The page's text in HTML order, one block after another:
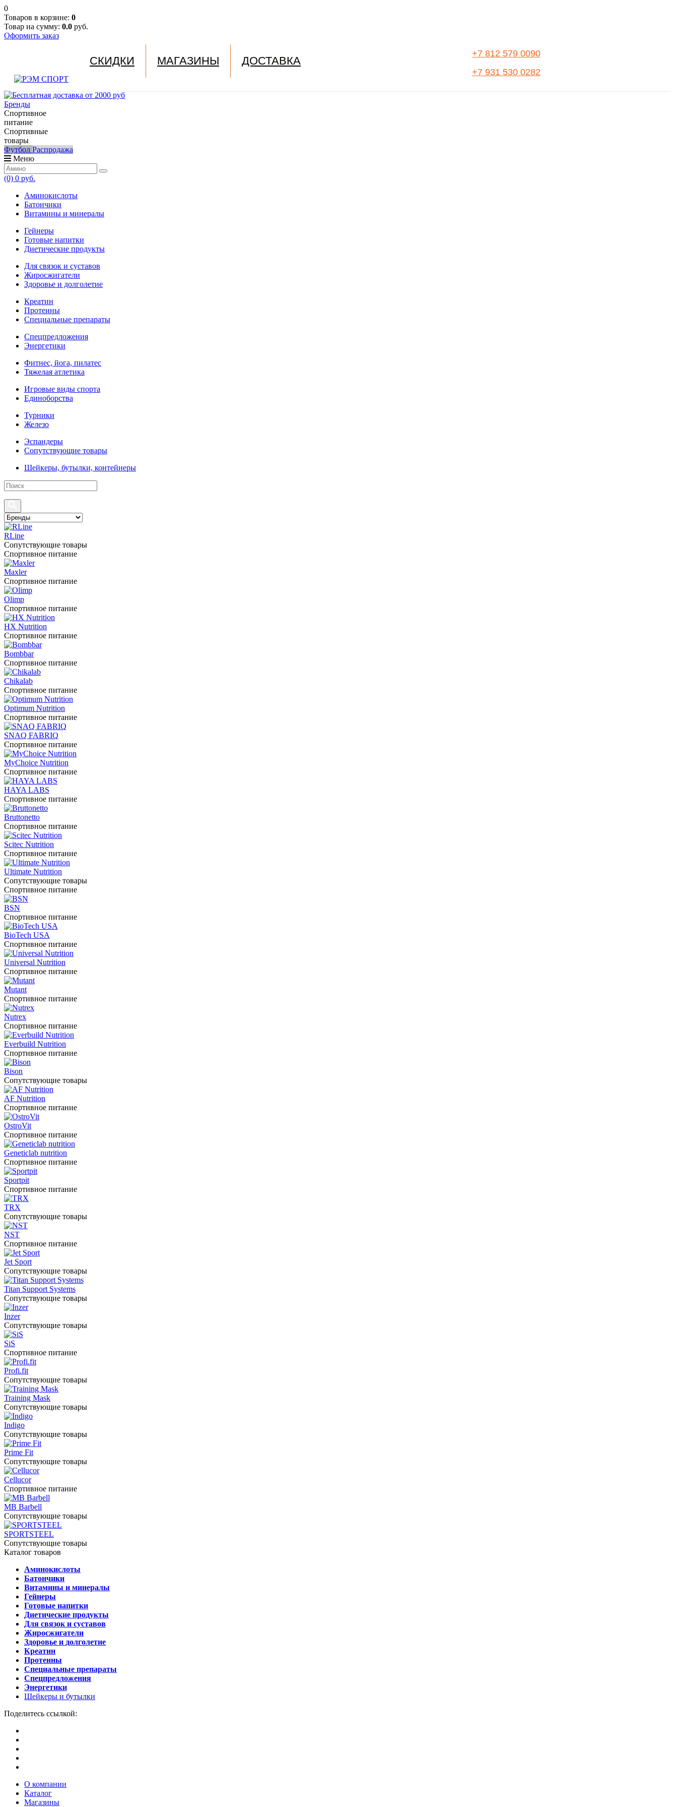
0
Товаров в корзине: 0
Товар на сумму: 0.0 руб.
Оформить заказ
СКИДКИ МАГАЗИНЫ ДОСТАВКА
+7 812 579 0090
+7 931 530 0282
Бренды
Спортивное
питание
Спортивные
товары
Футбол Распродажа
Меню
(0) 0 руб.
Аминокислоты
Батончики
Витамины и минералы
Гейнеры
Готовые напитки
Диетические продукты
Для связок и суставов
Жиросжигатели
Здоровье и долголетие
Креатин
Протеины
Специальные препараты
Спецпредложения
Энергетики
Фитнес, йога, пилатес
Тяжелая атлетика
Игровые виды спорта
Единоборства
Турники
Железо
Эспандеры
Сопутствующие товары
Шейкеры, бутылки, контейнеры
RLine
Сопутствующие товары
Спортивное питание
Maxler
Спортивное питание
Olimp
Спортивное питание
HX Nutrition
Спортивное питание
Bombbar
Спортивное питание
Chikalab
Спортивное питание
Optimum Nutrition
Спортивное питание
SNAQ FABRIQ
Спортивное питание
MyChoice Nutrition
Спортивное питание
HAYA LABS
Спортивное питание
Bruttonetto
Спортивное питание
Scitec Nutrition
Спортивное питание
Ultimate Nutrition
Сопутствующие товары
Спортивное питание
BSN
Спортивное питание
BioTech USA
Спортивное питание
Universal Nutrition
Спортивное питание
Mutant
Спортивное питание
Nutrex
Спортивное питание
Everbuild Nutrition
Спортивное питание
Bison
Сопутствующие товары
AF Nutrition
Спортивное питание
OstroVit
Спортивное питание
Geneticlab nutrition
Спортивное питание
Sportpit
Спортивное питание
TRX
Сопутствующие товары
NST
Спортивное питание
Jet Sport
Сопутствующие товары
Titan Support Systems
Сопутствующие товары
Inzer
Сопутствующие товары
SiS
Спортивное питание
Profi.fit
Сопутствующие товары
Training Mask
Сопутствующие товары
Indigo
Сопутствующие товары
Prime Fit
Сопутствующие товары
Cellucor
Спортивное питание
MB Barbell
Сопутствующие товары
SPORTSTEEL
Сопутствующие товары
Каталог товаров
Аминокислоты
Батончики
Витамины и минералы
Гейнеры
Готовые напитки
Диетические продукты
Для связок и суставов
Жиросжигатели
Здоровье и долголетие
Креатин
Протеины
Специальные препараты
Спецпредложения
Энергетики
Шейкеры и бутылки
Поделитесь ссылкой:
О компании
Каталог
Магазины